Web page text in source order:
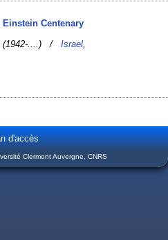
Centenary
(1942-....) /Israel
d'accès
Clermont Auvergne, CNRS